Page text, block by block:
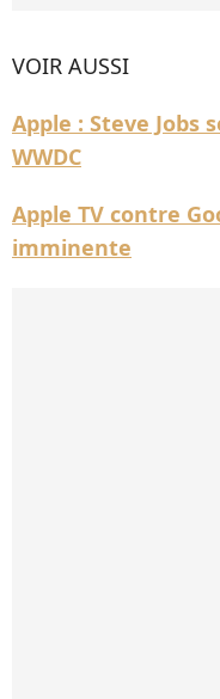
VOIR AUSSI
Apple : Steve Jobs
WWDC
Apple TV contre
imminente